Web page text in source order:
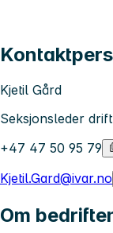
Kjetil Gård
Seksjonsleder drift
+47 47 50 95 79
Kjetil.Gard@ivar.no
Om